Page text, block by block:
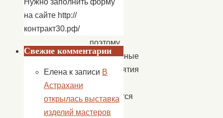
Скорее
поэтому
праздничные
мероприятия
проводятся
в
на сайте http://
контракт30.рф/
Свежие комментарии
Елена к записи В
Астрахани
открылась выставка
изделий мастеров